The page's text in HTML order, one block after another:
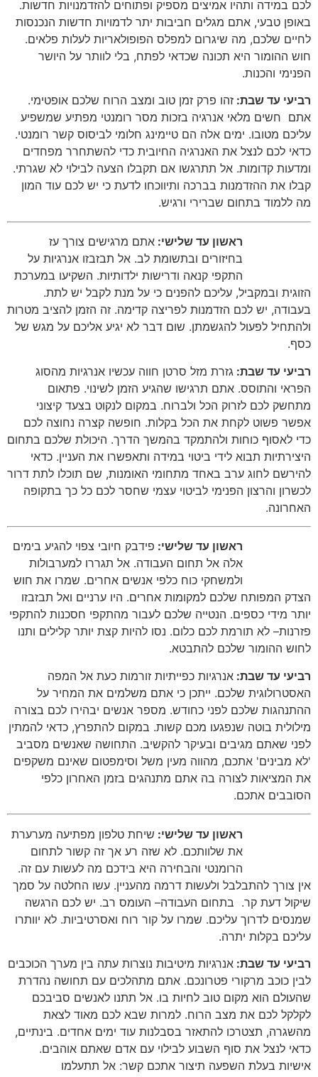
לכם במידה ותהיו אמיצים מספיק ופתוחים להזדמנויות חדשות.
באופן טבעי, אתם מגלים חביבות יתר לדמויות חדשות הנכנסות
לחיים שלכם, מה שיגרום למפלס הפופולאריות לעלות פלאים.
חוש ההומור היא תכונה שכדאי לפתח, בלי לוותר על היושר
הפנימי והכנות.
רביעי עד שבת: זהו פרק זמן טוב ומצב הרוח שלכם אופטימי.
אתם חשים מלאי אנרגיה בזכות מסר רומנטי מפתיע שמשפיע
עליכם מטובו. ימים אלה הם טיימינג חלומי לביסוס קשר רומנטי.
כדאי לכם לנצל את האנרגיה החיובית כדי להשתחרר מפחדים
ומדעות קדומות. אל תתרגשו אם תקבלו הצעה לבילוי לא שגרתי.
קבלו את ההזדמנות בברכה ותיווכחו לדעת כי יש לכם עוד המון
מה ללמוד בתחום שברירי ורגיש.
ראשון עד שלישי: אתם מרגישים צורך עז
בחיזורים ובתשומת לב. אל תבזבזו אנרגיות על
התקפי קנאה ודרישות ילדותיות. השקיעו במערכת
הזוגית ובמקביל, עליכם להפנים כי על מנת לקבל יש לתת.
בעבודה, יש לכם הזדמנות לפריצה קדימה. זה הזמן להציב מטרות
ולהתחיל לפעול להגשמתן. שום דבר לא יגיע אליכם על מגש של
כסף.
רביעי עד שבת: גזרת מזל סרטן חווה עכשיו אנרגיות מהסוג
הפראי והתוסס. אתם תרגישו שהגיע הזמן לשינוי. פתאום
מתחשק לכם לזרוק הכל ולברוח. במקום לנקוט בצעד קיצוני
אפשר פשוט לקחת את הכל בקלות. חופשה קצרה נחוצה לכם
כדי לאסוף כוחות ולהתמקד בהמשך הדרך. היכולת שלכם בתחום
היצירתיות תבוא לידי ביטוי במידה ותאפשרו את העניין. כדאי
להירשם לחוג ערב באחד מתחומי האומנות, שם תוכלו לתת דרור
לכשרון והרצון הפנימי לביטוי עצמי שחסר לכם כל כך בתקופה
האחרונה.
ראשון עד שלישי: פידבק חיובי צפוי להגיע בימים
אלה אל תחום העבודה. אל תגררו למערבולות
ולמשחקי כוח כלפי אנשים אחרים. שמרו את חוש
הצדק המפותח שלכם למקומות אחרים. היו ערניים ואל תבזבזו
יותר מידי כספים. הנטייה שלכם לעבור מהתקפי חסכנות להתקפי
פזרנות– לא תורמת לכם כלום. נסו להיות קצת יותר קלילים ותנו
לחוש ההומור שלכם להתבטא.
רביעי עד שבת: אנרגיות כפייתיות זורמות כעת אל המפה
האסטרולוגית שלכם. ייתכן כי אתם משלמים את המחיר על
ההתנהגות שלכם לפני כחודש. מספר אנשים יבהירו לכם בצורה
מילולית בוטה שנפגעו מכם קשות. במקום להתפרץ, כדאי להמתין
לפני שאתם מגיבים ובעיקר להקשיב. התחושה שאנשים מסביב
'לא מבינים' אתכם, מהווה מעין משל וסימפטום שאינם משקפים
את המציאות לצורה בה אתם מתנהגים בזמן האחרון כלפי
הסובבים אתכם.
ראשון עד שלישי: שיחת טלפון מפתיעה מערערת
את שלוותכם. לא שזה רע אך זה קשור לתחום
הרומנטי והבחירה היא בידכם מה לעשות עם זה.
אין צורך להתבלבל ולעשות דרמה מהעניין. עשו החלטה על סמך
שיקול דעת קר. בתחום העבודה– העומס רב. יש לכם הרגשה
שמנסים לדרוך עליכם. שמרו על קור רוח ואסרטיביות. לא יוותרו
עליכם בקלות יתרה.
רביעי עד שבת: אנרגיות מיטיבות נוצרות עתה בין מערך הכוכבים
לבין כוכב מרקורי פטרונכם. אתם מתהלכים עם תחושה נהדרת
שהעולם הוא מקום טוב לחיות בו. אל תתנו לאנשים סביבכם
לקלקל לכם את מצב הרוח. למרות שבא לכם מאוד לצאת
מהשגרה, תצטרכו להתאזר בסבלנות עוד ימים אחדים. בינתיים,
כדאי לנצל את סוף השבוע לבילוי עם אדם שאתם אוהבים.
אישיות בעלת השפעה תיצור אתכם קשר: אל תתעלמו